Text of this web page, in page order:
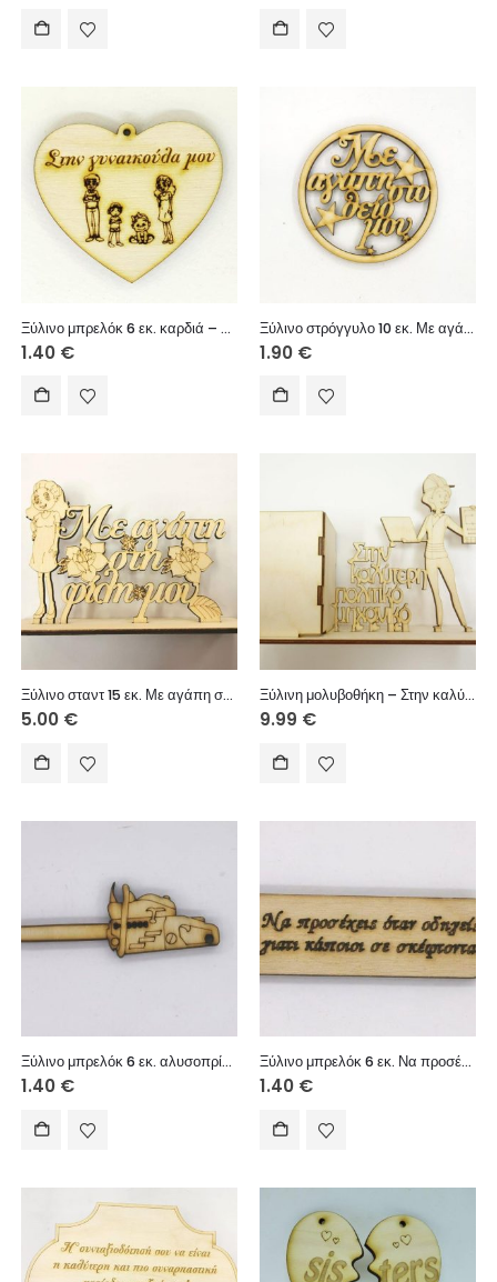
Ξύλινο μπρελόκ 6 εκ. καρδιά – Στην γυναικούλα μου (οικογένεια
1.40 €
Ξύλινο στρόγγυλο 10 εκ. Με αγάπη στο θείο μου
1.90 €
Ξύλινο σταντ 15 εκ. Με αγάπη στη φίλη μου
5.00 €
Ξύλινη μολυβοθήκη – Στην καλύτερη πολιτική μηχανικό
9.99 €
Ξύλινο μπρελόκ 6 εκ. αλυσοπρίονο
1.40 €
Ξύλινο μπρελόκ 6 εκ. Να προσέχεις όταν οδηγείς γιατί κάποιοι σε σκέφτονται
1.40 €